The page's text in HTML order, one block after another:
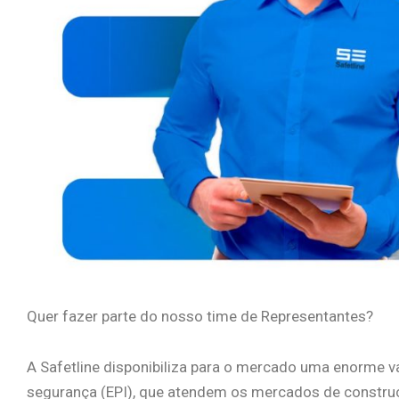
Quer fazer parte do nosso time de Representantes?
A Safetline disponibiliza para o mercado uma enorme
segurança (EPI), que atendem os mercados de